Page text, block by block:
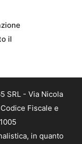
il
SRL - Via Nicola
Fiscale e
in quanto